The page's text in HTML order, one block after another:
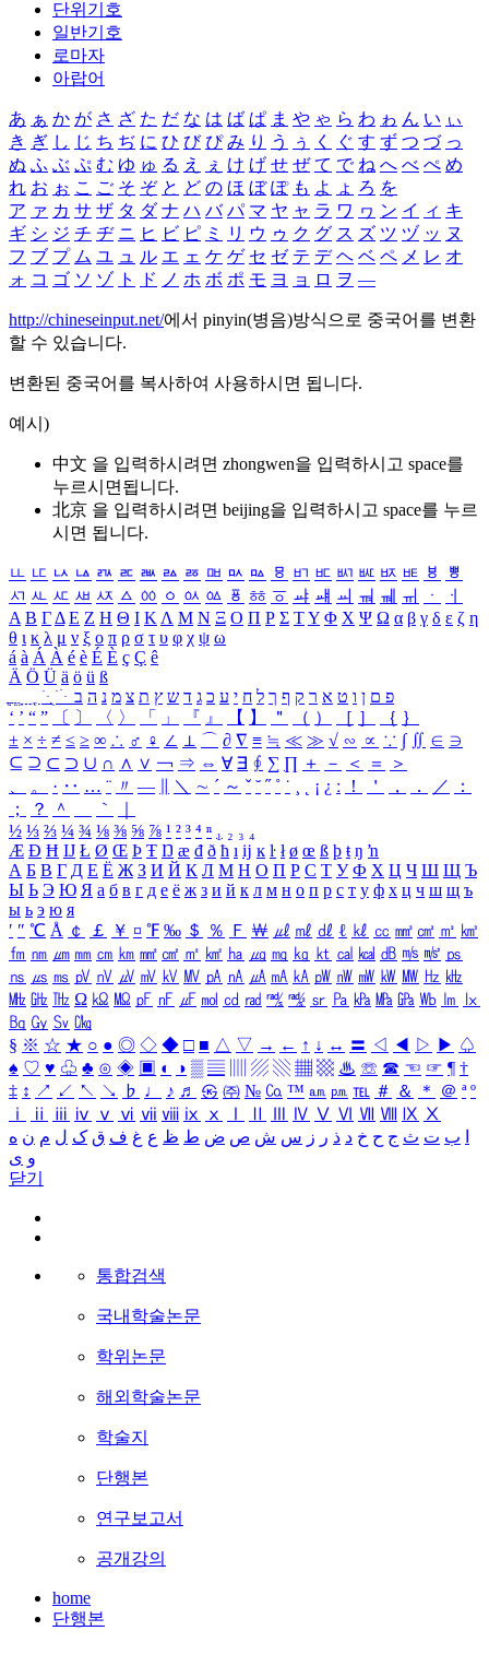
단위기호
일반기호
로마자
아랍어
あ ぁ か が さ ざ た だ な は ば ぱ ま や ゃ ら わ ゎ ん い ぃ
き ぎ し じ ち ぢ に ひ び ぴ み り う ぅ く ぐ す ず つ づ っ
ぬ ふ ぶ ぷ む ゆ ゅ る え ぇ け げ せ ぜ て で ね へ べ ぺ め
れ お ぉ こ ご そ ぞ と ど の ほ ぼ ぽ も よ ょ ろ を
ア ァ カ サ ザ タ ダ ナ ハ バ パ マ ヤ ャ ラ ワ ヮ ン イ ィ キ
ギ シ ジ チ ヂ ニ ヒ ビ ピ ミ リ ウ ゥ ク グ ス ズ ツ ヅ ッ ヌ
フ ブ プ ム ユ ュ ル エ ェ ケ ゲ セ ゼ テ デ ヘ ベ ペ メ レ オ
ォ コ ゴ ソ ゾ ト ド ノ ホ ボ ポ モ ヨ ョ ロ ヲ ―
http://chineseinput.net/에서 pinyin(병음)방식으로 중국어를 변환
할 수 있습니다.
변환된 중국어를 복사하여 사용하시면 됩니다.
예시)
中文 을 입력하시려면 zhongwen을 입력하시고 space를
누르시면됩니다.
北京 을 입력하시려면 beijing을 입력하시고 space를 누르
시면 됩니다.
ㅥ ㅦ ㅧ ㅨ ㅩ ㅪ ㅫ ㅬ ㅭ ㅮ ㅯ ㅰ ㅱ ㅲ ㅳ ㅴ ㅵ ㅶ ㅷ ㅸ
ㅹ
ㅺ ㅻ ㅼ ㅽ ㅾ ㅿ ㆀ ㆁ ㆂ ㆃ ㆄ ㆅ ㆆ ㆇ ㆈ ㆉ ㆊ ㆋ ㆌ ㆍ
ㆎ
Α Β ΓΔ Ε Ζ Η Θ Ι ΚΛ Μ Ν Ξ Ο Π Ρ Σ ΤΥ Φ Χ Ψ Ω α β γ δ ε ζ η
θ ι κ λ μ ν ξ ο π ρ σ τ υ φ χ ψ ω
á à Á À é è É È ç Ç ê
Ä Ö Ü ä ö ü ß
ִֶֹ ֻּ ׁׂ פ ם ן ו ט א ר ק ף ך ל ח י ע כ ג ד ש ץ ת צ מ נ ה ב
‘ ’ “ ” 〔 〕 〈 〉 「 」 『 』 【 】 ＂ （ ） ［ ］ ｛ ｝
± × ÷ ≠ ≤ ≥ ∞ ∴ ♂ ♀ ∠ ⊥ ⌒ ∂ ∇ ≡ ≒ ≪ ≫ √ ∽ ∝ ∵ ∫ ∬ ∈ ∋
⊆ ⊇ ⊂ ⊃ ∪ ∩ ∧ ∨ ￢ ⇒ ⇔ ∀ ∃ ∮ ∑ ∏ ＋ － ＜ ＝
＞
、
。 · ‥ … ¨ 〃 ― ＼ ∼ ´ ～ ˇ ˘ ˝ ˚ ˙ ¸ ¡ ¿ ː ！ ＇ ， ． ／
：
；
？ ＾ ｀
½ ⅓ ⅔ ¼ ¾ ⅛ ⅜ ⅝ ⅞ ¹ ² ³ ⁴ ⁿ ₁ ₂ ₃ ₄
Æ Ð Ħ Ĳ Ł Ø Œ Þ Ŧ Ŋ æ đ ð ħ ı ĳ ĸ ŀ ł ø œ ß þ ŧ ŋ ŉ
А Б В Г Д Е Ё Ж З И Й К Л М Н О П Р С Т У Ф Х Ц Ч Ш Щ Ъ
Ы Ь Э Ю Я а б в г д е ё ж з и й к л м н о п р с т у ф х ц ч ш щ ъ
ы ь э ю я
′ ″ ℃ Å ￠ ￡ ￥ ¤ ℉ ‰ ＄ ％ Ｆ ￦ ㎕ ㎖ ㎗ ℓ ㎘ ㏄ ㎣ ㎤ ㎥ ㎦
㎙ ㎚ ㎛ ㎜ ㎝ ㎞ ㎟ ㎠ ㎡ ㎢ ㏊ ㎍ ㎎ ㎏ ㏏ ㎈ ㎉ ㏈ ㎧ ㎨ ㎰
㎱ ㎲ ㎳ ㎴ ㎵ ㎶ ㎷ ㎸ ㎹ ㎀ ㎁ ㎂ ㎃ ㎄ ㎺ ㎻ ㎽ ㎾ ㎿ ㎐ ㎑
㎒ ㎓ ㎔ Ω ㏀ ㏁ ㎊ ㎋ ㎌ ㏖ ㏅ ㎭ ㎮ ㎯ ㏛ ㎩ ㎪ ㎫ ㎬ ㏝ ㏐
㏓
㏃ ㏉ ㏜ ㏆
§ ※ ☆ ★ ○ ● ◎ ◇ ◆ □ ■ △ ▽ → ← ↑ ↓ ↔ 〓 ◁ ◀ ▷ ▶ ♤
♠ ♡ ♥ ♧ ♣ ⊙ ◈ ▣ ◐ ◑ ▒ ▤ ▨ ▧ ▦ ▩ ♨ ☏ ☎ ☜ ☞ ¶ †
‡ ↕ ↗ ↙ ↖ ↘ ♭ ♩ ♪ ♬ ㉿ ㈜ № ㏇ ™ ㏂ ㏘ ℡ ＃ ＆ ＊ ＠ ª º
ⅰ
ⅱ ⅲ ⅳ ⅴ ⅵ ⅶ ⅷ ⅸ ⅹ Ⅳ Ⅴ Ⅵ Ⅶ Ⅷ Ⅸ Ⅹ
ب ت ث ج ح خ د ذ ر ز س ش ص ض ط ظ ع غ ف ق ک ل م ن ه
و ی
닫기
통합검색
국내학술논문
학위논문
해외학술논문
학술지
단행본
연구보고서
공개강의
home
단행본